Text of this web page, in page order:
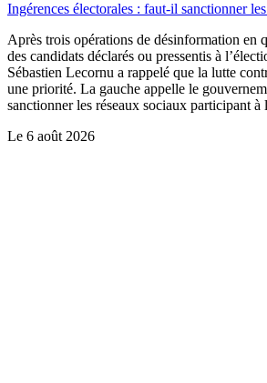
Ingérences électorales : faut-il sanctionner
Après trois opérations de désinformation en
des candidats déclarés ou pressentis à
Sébastien Lecornu a rappelé que la lutte
une priorité. La gauche appelle le
sanctionner les réseaux sociaux participant
Le 6 août 2026